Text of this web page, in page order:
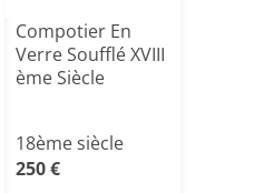
Compotier En
Verre Soufflé XVIII
ème Siècle
18ème siècle
250 €